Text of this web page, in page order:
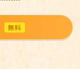
無料